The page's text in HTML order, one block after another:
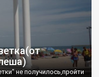
не получилось,пройти